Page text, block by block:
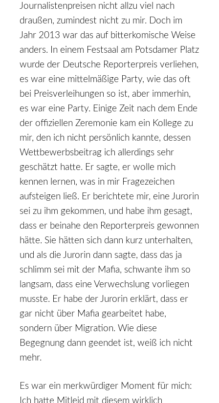
Journalistenpreisen nicht allzu viel nach
draußen, zumindest nicht zu mir. Doch im
Jahr 2013 war das auf bitterkomische Weise
anders. In einem Festsaal am Potsdamer Platz
wurde der Deutsche Reporterpreis verliehen,
es war eine mittelmäßige Party, wie das oft
bei Preisverleihungen so ist, aber immerhin,
es war eine Party. Einige Zeit nach dem Ende
der offiziellen Zeremonie kam ein Kollege zu
mir, den ich nicht persönlich kannte, dessen
Wettbewerbsbeitrag ich allerdings sehr
geschätzt hatte. Er sagte, er wolle mich
kennen lernen, was in mir Fragezeichen
aufsteigen ließ. Er berichtete mir, eine Jurorin
sei zu ihm gekommen, und habe ihm gesagt,
dass er beinahe den Reporterpreis gewonnen
hätte. Sie hätten sich dann kurz unterhalten,
und als die Jurorin dann sagte, dass das ja
schlimm sei mit der Mafia, schwante ihm so
langsam, dass eine Verwechslung vorliegen
musste. Er habe der Jurorin erklärt, dass er
gar nicht über Mafia gearbeitet habe,
sondern über Migration. Wie diese
Begegnung dann geendet ist, weiß ich nicht
mehr.
Es war ein merkwürdiger Moment für mich:
Ich hatte Mitleid mit diesem wirklich